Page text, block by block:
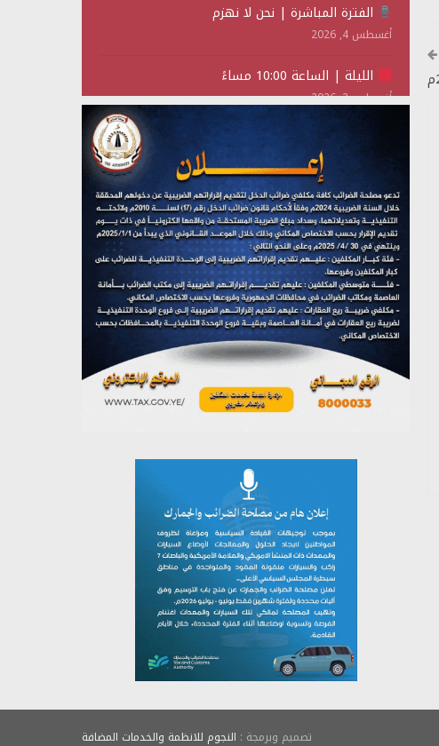
أو
خفض
مستوى
الفترة المباشرة | نحن لا نهزم
أغسطس 4, 2026
الليلة | الساعة 10:00 مساءً
أغسطس 2, 2026
تستمعون لبرنامج (حدث في مثل هذا اليوم)
(نحن لا نهزم) بث مباشر
يوليو 28, 2026
تستمعون لبرنامج (هندسة الوهم)
يوليو 28, 2026
مؤتمر صحفي لمركز عين الإنسانية حول جرائم تحالف
العدوان على اليمن
يوليو 27, 2026
تصميم وبرمجة : النجوم للانظمة والخدمات المضافة